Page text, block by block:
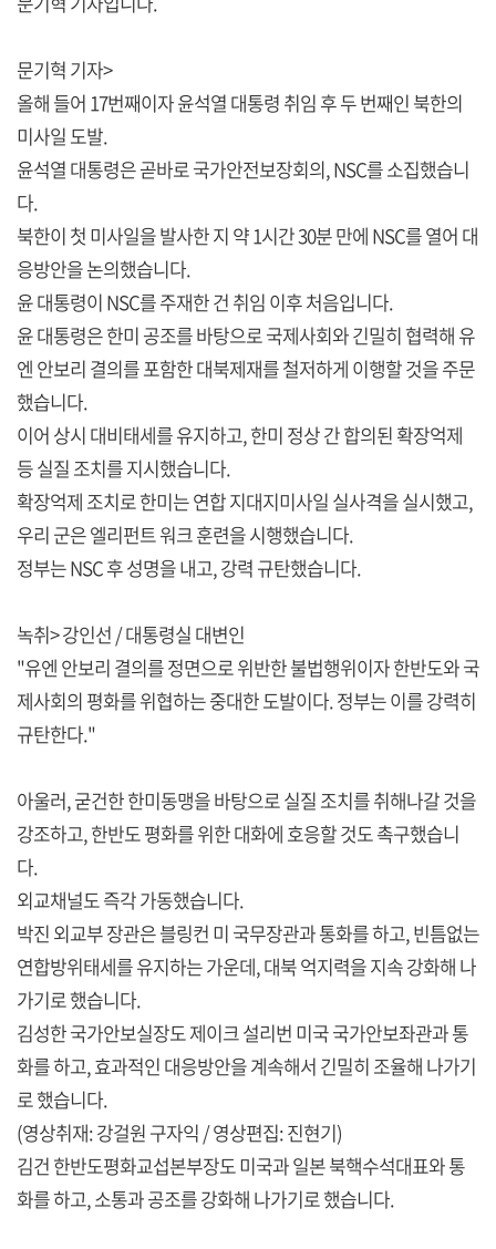
문기혁 기자>
올해 들어 17번째이자 윤석열 대통령 취임 후 두 번째인 북한의
미사일 도발.
윤석열 대통령은 곧바로 국가안전보장회의, NSC를 소집했습니
다.
북한이 첫 미사일을 발사한 지 약 1시간 30분 만에 NSC를 열어 대
응방안을 논의했습니다.
윤 대통령이 NSC를 주재한 건 취임 이후 처음입니다.
윤 대통령은 한미 공조를 바탕으로 국제사회와 긴밀히 협력해 유
엔 안보리 결의를 포함한 대북제재를 철저하게 이행할 것을 주문
했습니다.
이어 상시 대비태세를 유지하고, 한미 정상 간 합의된 확장억제
등 실질 조치를 지시했습니다.
확장억제 조치로 한미는 연합 지대지미사일 실사격을 실시했고,
우리 군은 엘리펀트 워크 훈련을 시행했습니다.
정부는 NSC 후 성명을 내고, 강력 규탄했습니다.
녹취> 강인선 / 대통령실 대변인
"유엔 안보리 결의를 정면으로 위반한 불법행위이자 한반도와 국
제사회의 평화를 위협하는 중대한 도발이다. 정부는 이를 강력히
규탄한다."
아울러, 굳건한 한미동맹을 바탕으로 실질 조치를 취해나갈 것을
강조하고, 한반도 평화를 위한 대화에 호응할 것도 촉구했습니
다.
외교채널도 즉각 가동했습니다.
박진 외교부 장관은 블링컨 미 국무장관과 통화를 하고, 빈틈없는
연합방위태세를 유지하는 가운데, 대북 억지력을 지속 강화해 나
가기로 했습니다.
김성한 국가안보실장도 제이크 설리번 미국 국가안보좌관과 통
화를 하고, 효과적인 대응방안을 계속해서 긴밀히 조율해 나가기
로 했습니다.
(영상취재: 강걸원 구자익 / 영상편집: 진현기)
김건 한반도평화교섭본부장도 미국과 일본 북핵수석대표와 통
화를 하고, 소통과 공조를 강화해 나가기로 했습니다.